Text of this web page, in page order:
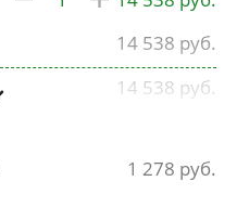
14 538
14 538
15 265
1 278